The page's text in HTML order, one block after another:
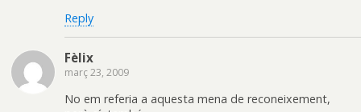
Reply
Fèlix
març 23, 2009
No em referia a aquesta mena de reconeixement,